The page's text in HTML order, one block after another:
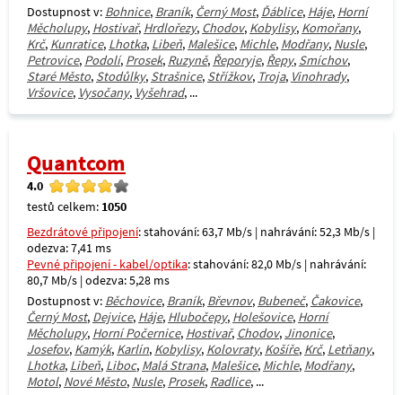
Dostupnost v: Bohnice, Braník, Černý Most, Ďáblice, Háje, Horní
Měcholupy, Hostivař, Hrdlořezy, Chodov, Kobylisy, Komořany,
Krč, Kunratice, Lhotka, Libeň, Malešice, Michle, Modřany, Nusle,
Petrovice, Podolí, Prosek, Ruzyně, Řeporyje, Řepy, Smíchov,
Staré Město, Stodůlky, Strašnice, Střížkov, Troja, Vinohrady,
Vršovice, Vysočany, Vyšehrad, ...
Quantcom
4.0
testů celkem: 1050
Bezdrátové připojení: stahování: 63,7 Mb/s | nahrávání: 52,3 Mb/s |
odezva: 7,41 ms
Pevné připojení - kabel/optika: stahování: 82,0 Mb/s | nahrávání:
80,7 Mb/s | odezva: 5,28 ms
Dostupnost v: Běchovice, Braník, Břevnov, Bubeneč, Čakovice,
Černý Most, Dejvice, Háje, Hlubočepy, Holešovice, Horní
Měcholupy, Horní Počernice, Hostivař, Chodov, Jinonice,
Josefov, Kamýk, Karlín, Kobylisy, Kolovraty, Košíře, Krč, Letňany,
Lhotka, Libeň, Liboc, Malá Strana, Malešice, Michle, Modřany,
Motol, Nové Město, Nusle, Prosek, Radlice, ...